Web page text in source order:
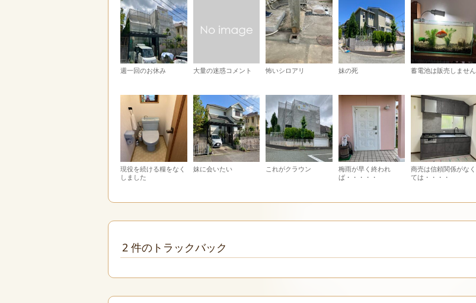
週一回のお休み 大量の迷惑コメント 怖いシロアリ 妹の死 蓄電池は販売しません
現役を続ける糧をなく
しました
妹に会いたい これがクラウン
梅雨が早く終われ
ば・・・・・
商売は信頼関係がなく
ては・・・・
2 件のトラックバック